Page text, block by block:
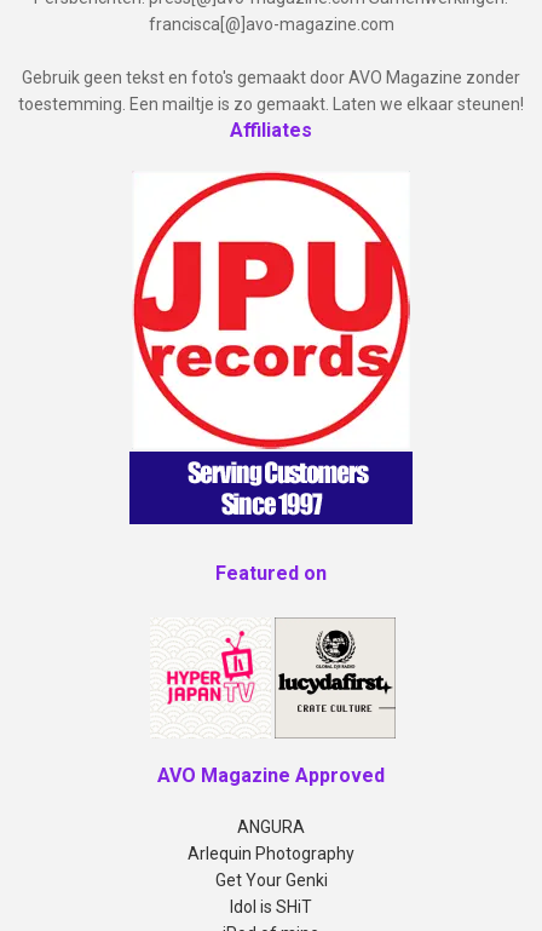
francisca[@]avo-magazine.com
Gebruik geen tekst en foto's gemaakt door AVO Magazine zonder
toestemming. Een mailtje is zo gemaakt. Laten we elkaar steunen!
Affiliates
Featured on
AVO Magazine Approved
ANGURA
Arlequin Photography
Get Your Genki
Idol is SHiT